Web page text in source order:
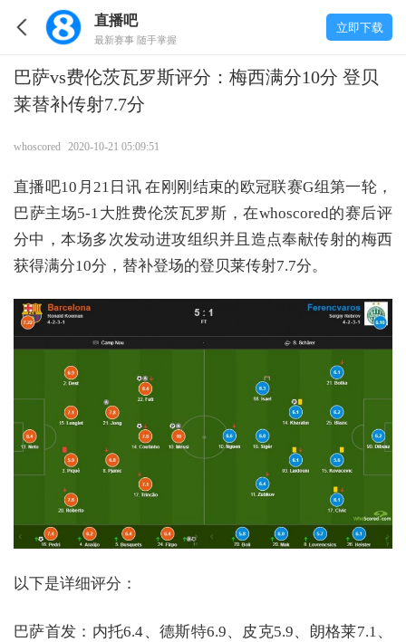
直播吧
最新赛事 随手掌握
立即下载
巴萨vs费伦茨瓦罗斯评分：梅西满分10分 登贝
莱替补传射7.7分
whoscored 2020-10-21 05:09:51
直播吧10月21日讯 在刚刚结束的欧冠联赛G组第一轮，
巴萨主场5-1大胜费伦茨瓦罗斯，在whoscored的赛后评
分中，本场多次发动进攻组织并且造点奉献传射的梅西
获得满分10分，替补登场的登贝莱传射7.7分。
以下是详细评分：
巴萨首发：内托6.4、德斯特6.9、皮克5.9、朗格莱7.1、